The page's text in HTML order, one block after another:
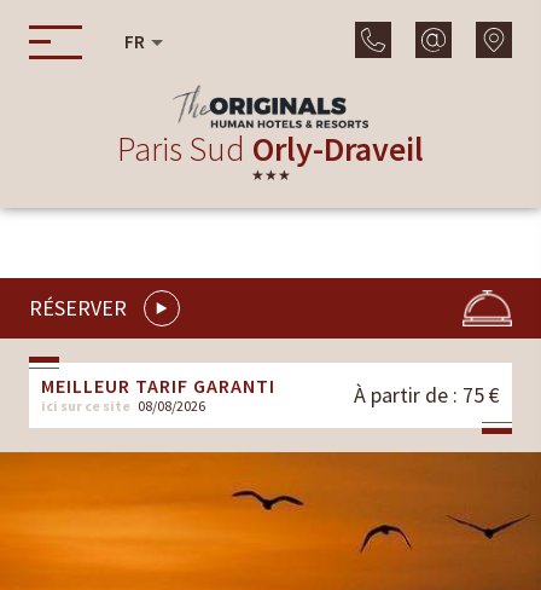
FR
Paris Sud Orly-Draveil
★★★
RÉSERVER
MEILLEUR TARIF GARANTI
ici sur ce site 08/08/2026 À partir de : 75 €